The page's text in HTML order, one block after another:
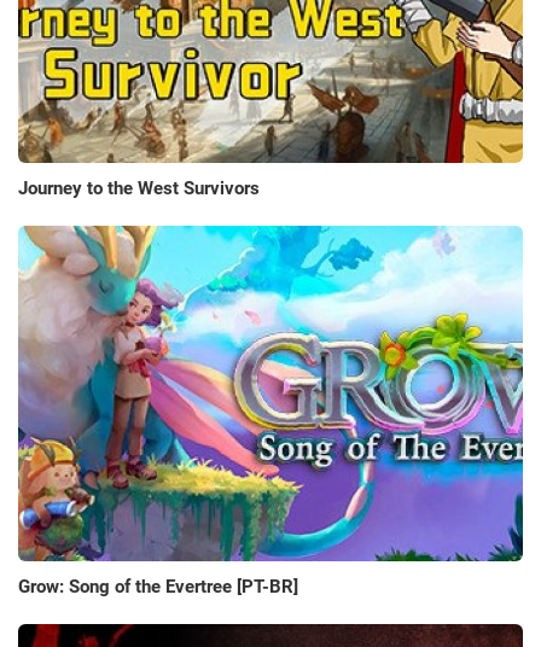
Journey to the West Survivors
Grow: Song of the Evertree [PT-BR]